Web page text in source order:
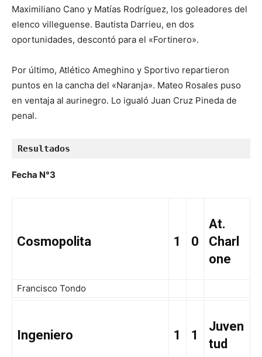
Maximiliano Cano y Matías Rodríguez, los goleadores del
elenco villeguense. Bautista Darrieu, en dos
oportunidades, descontó para el «Fortinero».
Por último, Atlético Ameghino y Sportivo repartieron
puntos en la cancha del «Naranja». Mateo Rosales puso
en ventaja al aurinegro. Lo igualó Juan Cruz Pineda de
penal.
Resultados
Fecha N°3
Cosmopolita 1 0
At.
Charl
one
Francisco Tondo
Ingeniero 1 1
Juven
tud